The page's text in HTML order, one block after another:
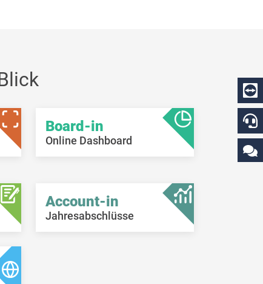
Board-in
Online Dashboard
Account-in
Jahresabschlüsse